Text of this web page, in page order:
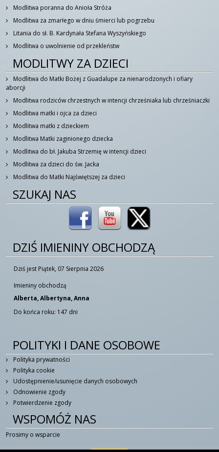
Modlitwa poranna do Anioła Stróża
Modlitwa za zmarłego w dniu śmierci lub pogrzebu
Litania do sł. B. Kardynała Stefana Wyszyńskiego
Modlitwa o uwolnienie od przekleństw
MODLITWY ZA DZIECI
Modlitwa do Matki Bożej z Guadalupe za nienarodzonych i ofiary
aborcji
Modlitwa rodziców chrzestnych w intencji chrześniaka lub chrześniaczki
Modlitwa matki i ojca za dzieci
Modlitwa matki z dzieckiem
Modlitwa Matki zaginionego dziecka
Modlitwa do bł. Jakuba Strzemię w intencji dzieci
Modlitwa za dzieci do św. Jacka
Modlitwa do Matki Najświętszej za dzieci
SZUKAJ NAS
DZIŚ IMIENINY OBCHODZĄ
Dziś jest Piątek, 07 Sierpnia 2026
Imieniny obchodzą
Alberta, Albertyna, Anna
Do końca roku: 147 dni
POLITYKI I DANE OSOBOWE
Polityka prywatności
Polityka cookie
Udostępnienie/usunięcie danych osobowych
Odnowienie zgody
Potwierdzenie zgody
WSPOMÓŻ NAS
Prosimy o wsparcie